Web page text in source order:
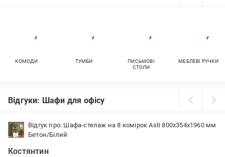
КОМОДИ ТУМБИ
ПИСЬМОВІ
СТОЛИ
МЕБЛЕВІ РУЧКИ
Відгуки: Шафи для офісу
Відгук про: Шафа-стелаж на 8 комірок Asti 800х354х1960 мм
Бетон/Білий
Костянтин